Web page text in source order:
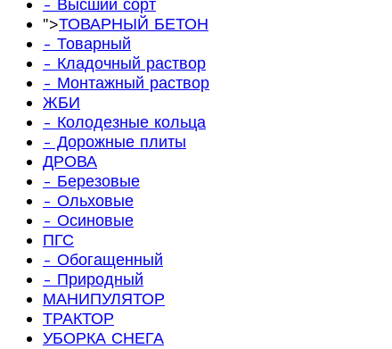
- Высший сорт
">ТОВАРНЫЙ БЕТОН
- Товарный
- Кладочный раствор
- Монтажный раствор
ЖБИ
- Колодезные кольца
- Дорожные плиты
ДРОВА
- Березовые
- Ольховые
- Осиновые
ПГС
- Обогащенный
- Природный
МАНИПУЛЯТОР
ТРАКТОР
УБОРКА СНЕГА